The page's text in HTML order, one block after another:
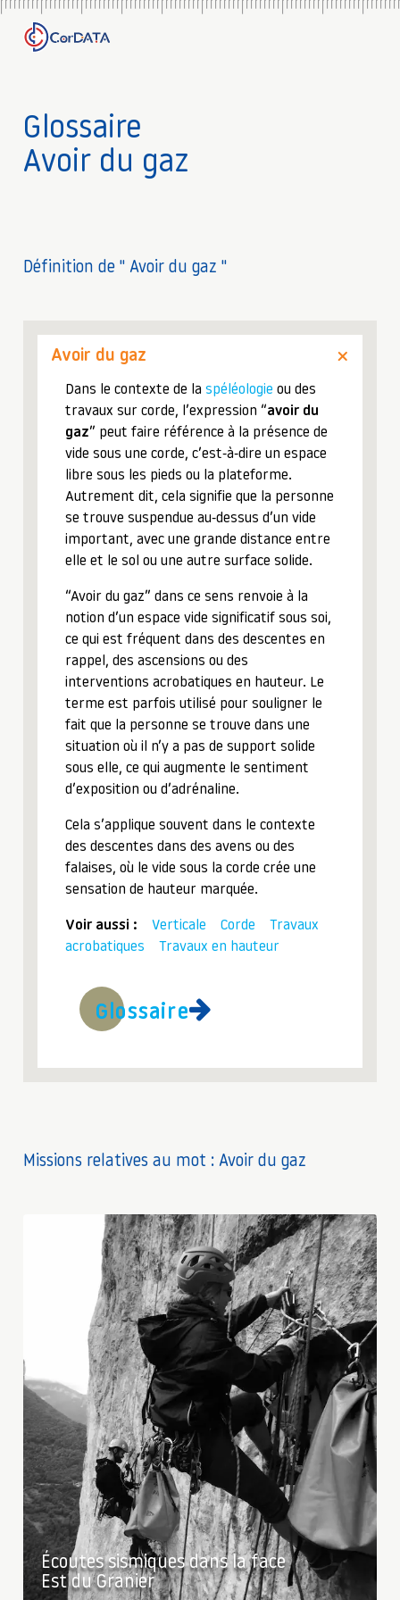
Glossaire
Avoir du gaz
Définition de " Avoir du gaz "
Avoir du gaz
Dans le contexte de la spéléologie ou des
travaux sur corde, l’expression “avoir du
gaz” peut faire référence à la présence de
vide sous une corde, c’est-à-dire un espace
libre sous les pieds ou la plateforme.
Autrement dit, cela signifie que la personne
se trouve suspendue au-dessus d’un vide
important, avec une grande distance entre
elle et le sol ou une autre surface solide.
“Avoir du gaz” dans ce sens renvoie à la
notion d’un espace vide significatif sous soi,
ce qui est fréquent dans des descentes en
rappel, des ascensions ou des
interventions acrobatiques en hauteur. Le
terme est parfois utilisé pour souligner le
fait que la personne se trouve dans une
situation où il n’y a pas de support solide
sous elle, ce qui augmente le sentiment
d’exposition ou d’adrénaline.
Cela s’applique souvent dans le contexte
des descentes dans des avens ou des
falaises, où le vide sous la corde crée une
sensation de hauteur marquée.
Voir aussi : Verticale Corde
Travaux
acrobatiques
Travaux en hauteur
Glossaire
Missions relatives au mot : Avoir du gaz
Écoutes sismiques dans la face
Est du Granier